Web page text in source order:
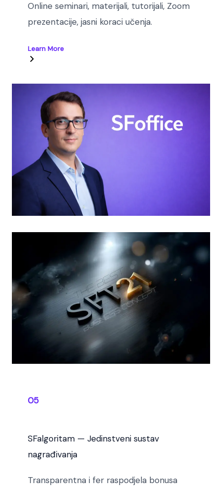
Online seminari, materijali, tutorijali, Zoom
prezentacije, jasni koraci učenja.
Learn More
05
SFalgoritam — Jedinstveni sustav
nagrađivanja
Transparentna i fer raspodjela bonusa